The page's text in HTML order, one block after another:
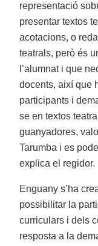
representació
presentar textos
acotacions, o
teatrals, però és
l’alumnat i que
docents, així que
participants i
se en textos
guanyadores,
Tarumba i es
explica el regidor.
Enguany s’ha
possibilitar la
curriculars i dels
resposta a la